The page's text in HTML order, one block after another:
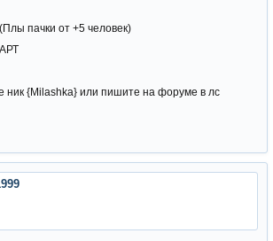
пачки от +5 человек)
ник {Milashka} или пишите на форуме в лс